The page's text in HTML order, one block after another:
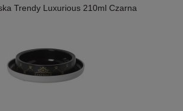
Trendy Luxurious 210ml Czarna